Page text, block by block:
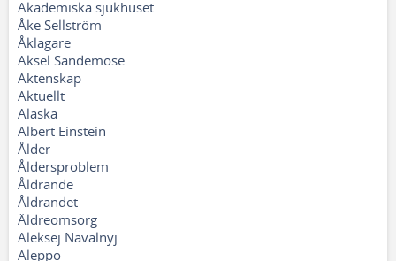
Akademiska sjukhuset
Åke Sellström
Åklagare
Aksel Sandemose
Äktenskap
Aktuellt
Alaska
Albert Einstein
Ålder
Åldersproblem
Åldrande
Åldrandet
Äldreomsorg
Aleksej Navalnyj
Aleppo